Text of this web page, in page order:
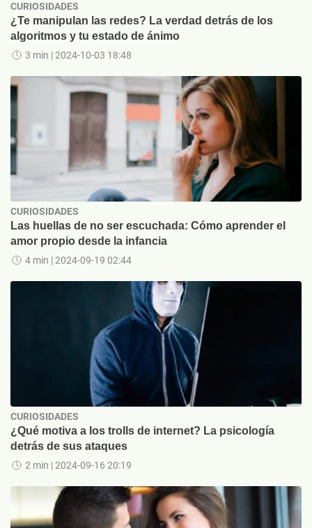
CURIOSIDADES
¿Te manipulan las redes? La verdad detrás de los
algoritmos y tu estado de ánimo
3 min | 2024-10-03 18:48
CURIOSIDADES
Las huellas de no ser escuchada: Cómo aprender el
amor propio desde la infancia
4 min | 2024-09-19 02:44
CURIOSIDADES
¿Qué motiva a los trolls de internet? La psicología
detrás de sus ataques
2 min | 2024-09-16 20:19